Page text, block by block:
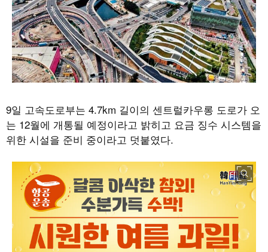
9일 고속도로부는 4.7km 길이의 센트럴카우롱 도로가 오
는 12월에 개통될 예정이라고 밝히고 요금 징수 시스템을
위한 시설을 준비 중이라고 덧붙였다.